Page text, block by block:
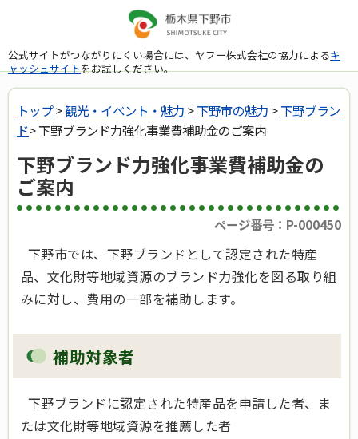
公式サイトがつながりにくい場合には、ヤフー株式会社の協力によるキ
ャッシュサイトをお試しください。
トップ>観光・イベント・魅力 >下野市の魅力 >下野ブラン
ド> 下野ブランド力強化事業費補助金のご案内
下野ブランド力強化事業費補助金の
ご案内
ページ番号：P-000450
下野市では、下野ブランドとして認定された特産
品、文化財等地域資源のブランド力強化を図る取り組
みに対し、費用の一部を補助します。
補助対象者
下野ブランドに認定された特産品を申請した者、ま
たは文化財等地域資源を推薦した者